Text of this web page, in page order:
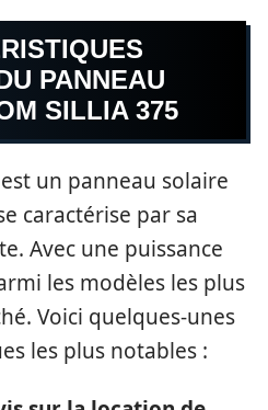
PANNEAU
SILLIA 375
est un panneau solaire
caractérise par sa
Avec une puissance
les modèles les plus
Voici quelques-unes
les plus notables :